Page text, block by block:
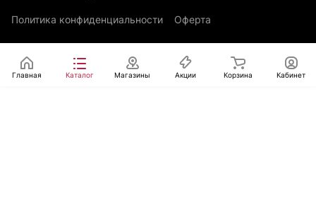
Политика конфиденциальности Оферта
Главная Каталог Магазины Акции Корзина Кабинет